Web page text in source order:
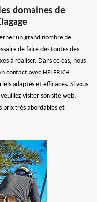
domaines de
un grand nombre de
de faire des tontes des
à réaliser. Dans ce cas, nous
contact avec HELFRICH
adaptés et efficaces. Si vous
visiter son site web.
prix très abordables et